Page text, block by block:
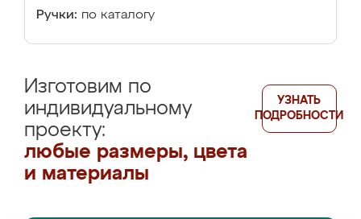
Ручки: по каталогу
Изготовим по
индивидуальному
проекту:
любые размеры, цвета
и материалы
УЗНАТЬ
ПОДРОБНОСТИ